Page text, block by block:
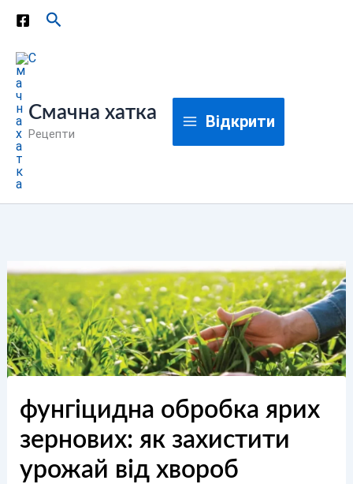
Перейти
вмісту
Пошук
Смачна хатка
Рецепти
Відкрити
фунгіцидна обробка ярих
зернових: як захистити
урожай від хвороб